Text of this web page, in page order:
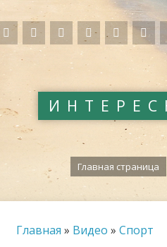
Главная страница
Главная » Видео » Спорт